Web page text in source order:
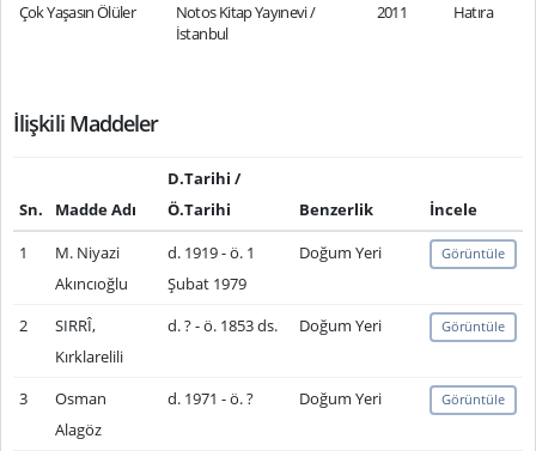
Çok Yaşasın Ölüler
Notos Kitap Yayınevi /
İstanbul
2011 Hatıra
İlişkili Maddeler
Sn. Madde Adı
D.Tarihi /
Ö.Tarihi
Benzerlik
İncele
1
M. Niyazi
Akıncıoğlu
d. 1919 - ö. 1
Şubat 1979
Doğum Yeri Görüntüle
2
SIRRÎ,
Kırklarelili
d. ? - ö. 1853 ds. Doğum Yeri Görüntüle
3
Osman
Alagöz
d. 1971 - ö. ? Doğum Yeri Görüntüle